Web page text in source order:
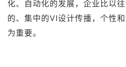
化、自动化的发展，企业比以
的、集中的VI设计传播，个性
为重要。